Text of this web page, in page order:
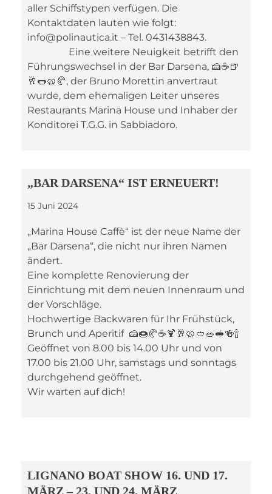
aller Schiffstypen verfügen. Die
Kontaktdaten lauten wie folgt:
info@polinautica.it – Tel. 0431438843.
Eine weitere Neuigkeit betrifft den
Führungswechsel in der Bar Darsena, 🍰☕🍺
🥂🌭🥨🥐, der Bruno Morettin anvertraut
wurde, dem ehemaligen Leiter unseres
Restaurants Marina House und Inhaber der
Konditorei T.G.G. in Sabbiadoro.
„BAR DARSENA“ IST ERNEUERT!
15 Juni 2024
„Marina House Caffè“ ist der neue Name der
„Bar Darsena“, die nicht nur ihren Namen
ändert.
Eine komplette Renovierung der
Einrichtung mit dem neuen Innenraum und
der Vorschläge.
Hochwertige Backwaren für Ihr Frühstück,
Brunch und Aperitif 🍰🍩🥐☕🍹🥂🥨🥙🥗🥪🍻🍾
Geöffnet von 8.00 bis 14.00 Uhr und von
17.00 bis 21.00 Uhr, samstags und sonntags
durchgehend geöffnet.
Wir warten auf dich!
LIGNANO BOAT SHOW 16. UND 17.
MÄRZ – 23. UND 24. MÄRZ